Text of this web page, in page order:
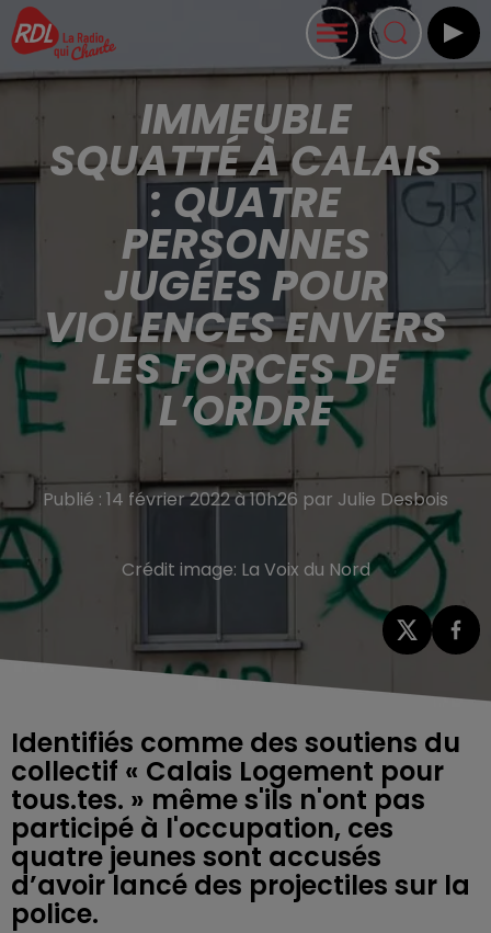
IMMEUBLE
SQUATTÉ À CALAIS
: QUATRE
PERSONNES
JUGÉES POUR
VIOLENCES ENVERS
LES FORCES DE
L’ORDRE
Publié : 14 février 2022 à 10h26 par Julie Desbois
Crédit image: La Voix du Nord
Identifiés comme des soutiens du
collectif « Calais Logement pour
tous.tes. » même s'ils n'ont pas
participé à l'occupation, ces
quatre jeunes sont accusés
d’avoir lancé des projectiles sur la
police.